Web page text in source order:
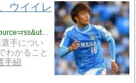
ウイイレ
http://arry-life.com/archives/203?utm_source=rss&utm_medium=rss&utm_campaign=post-203
手につい
わかること
手紹